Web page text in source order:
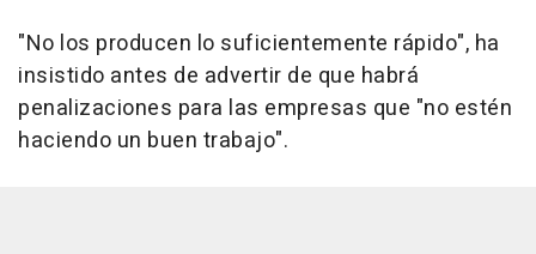
"No los producen lo suficientemente rápido", ha
insistido antes de advertir de que habrá
penalizaciones para las empresas que "no estén
haciendo un buen trabajo".